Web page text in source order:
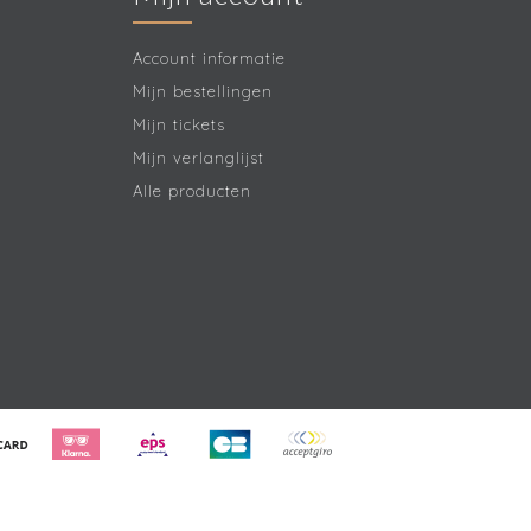
Account informatie
Mijn bestellingen
Mijn tickets
Mijn verlanglijst
Alle producten